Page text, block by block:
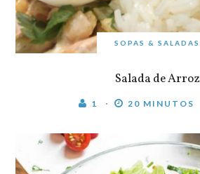
SOPAS & SALADAS
Salada de Arroz
1 20 MINUTOS